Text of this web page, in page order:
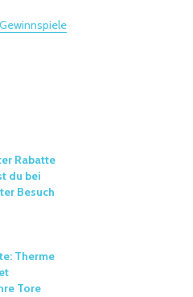
Rabatte
du bei
Besuch
Therme
Tore